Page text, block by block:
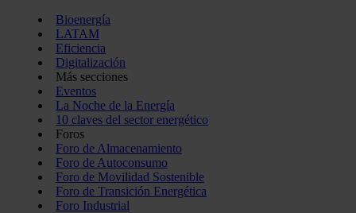
Bioenergía
LATAM
Eficiencia
Digitalización
Más secciones
Eventos
La Noche de la Energía
10 claves del sector energético
Foros
Foro de Almacenamiento
Foro de Autoconsumo
Foro de Movilidad Sostenible
Foro de Transición Energética
Foro Industrial